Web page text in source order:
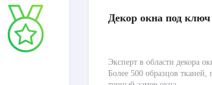
Декор окна под ключ
Эксперт в области декора
Более 500 образцов тканей,